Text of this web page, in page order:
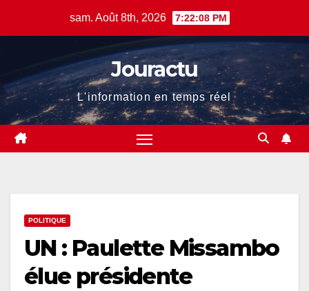
sam. Août 8th, 2026 7:22:08 PM
Jouractu
L'information en temps réel
POLITIQUE
UN : Paulette Missambo
élue présidente